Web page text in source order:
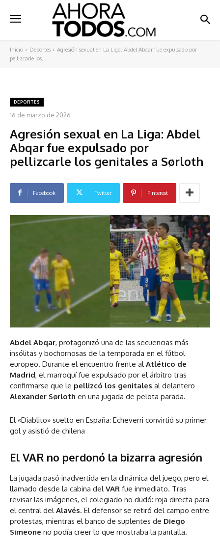
Inicio Deportes
Agresión sexual en La Liga: Abdel Abqar fue expulsado por
pellizcarle los...
DEPORTES
16 de marzo de 2026
Agresión sexual en La Liga: Abdel
Abqar fue expulsado por
pellizcarle los genitales a Sørloth
Facebook Twitter Pinterest
Abdel Abqar, protagonizó una de las secuencias más
insólitas y bochornosas de la temporada en el fútbol
europeo. Durante el encuentro frente alAtlético de
Madrid, el marroquí fue expulsado por el árbitro tras
confirmarse que le pellizcó los genitales al delantero
Alexander Sørloth en una jugada de pelota parada.
El «Diablito» suelto en España: Echeverri convirtió su primer
gol y asistió de chilena
El VAR no perdonó la bizarra agresión
La jugada pasó inadvertida en la dinámica del juego, pero el
llamado desde la cabina delVAR fue inmediato. Tras
revisar las imágenes, el colegiado no dudó: roja directa para
el central delAlavés. El defensor se retiró del campo entre
protestas, mientras el banco de suplentes de Diego
Simeone no podía creer lo que mostraba la pantalla.